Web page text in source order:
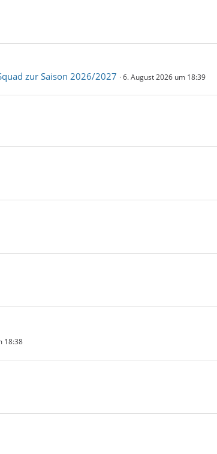
zur Saison 2026/2027 6. August 2026 um 18:39
18:38